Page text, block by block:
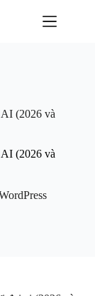
(2026 và
(2026 và